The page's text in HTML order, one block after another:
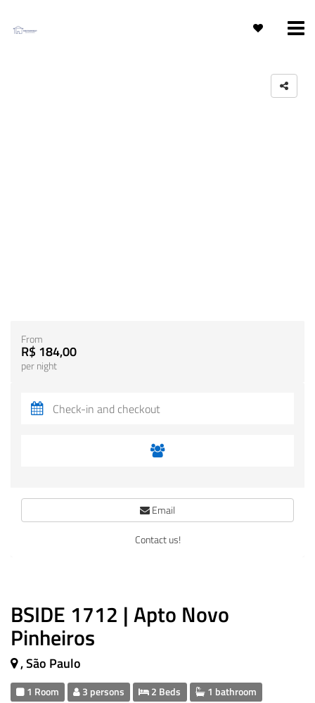
BSIDE 1712 | Apto Novo
Pinheiros
, São Paulo
1 Room 3 persons 2 Beds 1 bathroom
From
R$ 184,00
per night
Email
Contact us!